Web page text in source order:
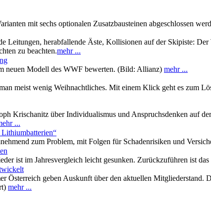
mit sechs optionalen Zusatzbausteinen abgeschlossen
Leitungen, herabfallende Äste, Kollisionen auf der Skipiste:
zu beachten.mehr ...
neuen Modell des WWF bewerten. (Bild: Allianz) mehr ...
meist wenig Weihnachtliches. Mit einem Klick geht es zum
Krischanitz über Individualismus und Anspruchsdenken auf
...
Lithiumbatterien“
zum Problem, mit Folgen für Schadenrisiken und
ist im Jahresvergleich leicht gesunken. Zurückzuführen ist
Österreich geben Auskunft über den aktuellen Mitgliederstand.
mehr ...